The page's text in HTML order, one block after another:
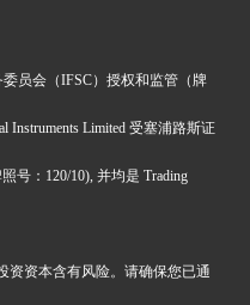
员会（IFSC）授权和监管（牌
Instruments Limited 受塞浦路斯证
号：120/10), 并均是 Trading
资资本含有风险。请确保您已通